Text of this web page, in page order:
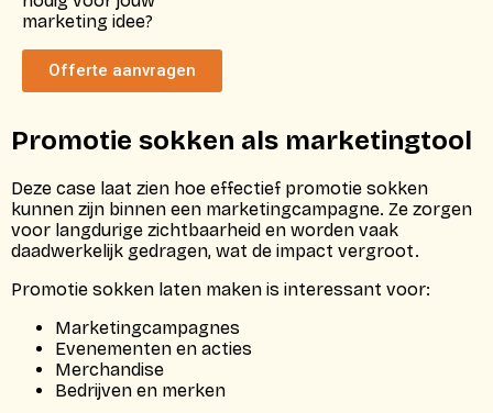
marketing idee?
Offerte aanvragen
Promotie sokken als marketingtool
Deze case laat zien hoe effectief promotie sokken
kunnen zijn binnen een marketingcampagne. Ze zorgen
voor langdurige zichtbaarheid en worden vaak
daadwerkelijk gedragen, wat de impact vergroot.
Promotie sokken laten maken is interessant voor:
Marketingcampagnes
Evenementen en acties
Merchandise
Bedrijven en merken